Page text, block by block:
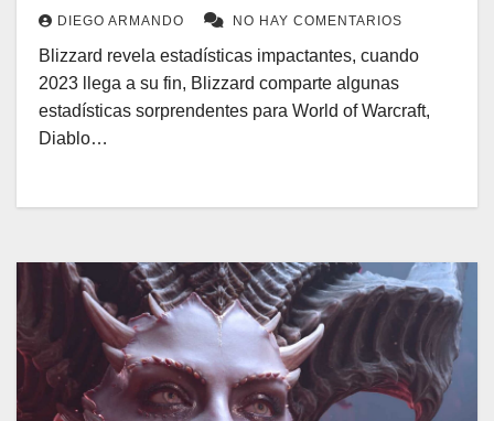
DIEGO ARMANDO NO HAY COMENTARIOS
Blizzard revela estadísticas impactantes, cuando
2023 llega a su fin, Blizzard comparte algunas
estadísticas sorprendentes para World of Warcraft,
Diablo…